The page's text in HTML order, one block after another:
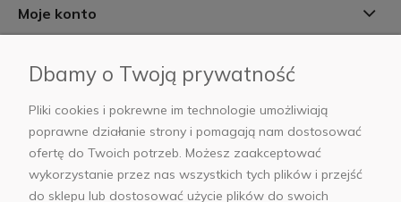
Moje konto
Płatności i dostawa
AB Foto
Dbamy o Twoją prywatność
Pliki cookies i pokrewne im technologie umożliwiają
poprawne działanie strony i pomagają nam dostosować
ofertę do Twoich potrzeb. Możesz zaakceptować
wykorzystanie przez nas wszystkich tych plików i przejść
do sklepu lub dostosować użycie plików do swoich